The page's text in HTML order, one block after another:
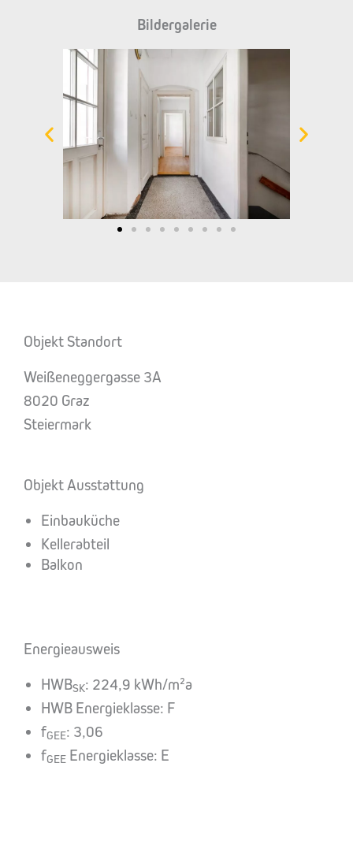
Bildergalerie
Objekt Standort
Weißeneggergasse 3A
8020 Graz
Steiermark
Objekt Ausstattung
Einbauküche
Kellerabteil
Balkon
Energieausweis
HWBSK: 224,9 kWh/m²a
HWB Energieklasse: F
fGEE: 3,06
fGEE Energieklasse: E